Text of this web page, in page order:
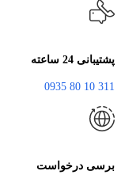
پشتیبانی 24 ساعته
311 10 80 0935
برسی درخواست